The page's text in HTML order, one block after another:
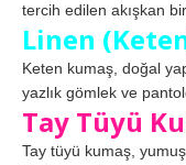
tercih edilen akışkan
Linen
Keten kumaş, doğal
yazlık gömlek ve
Tay Tüyü
Tay tüyü kumaş,